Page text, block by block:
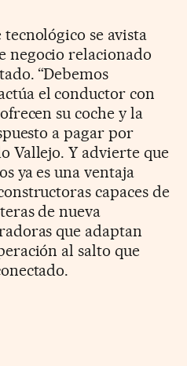
se avista
negocio relacionado
“Debemos
el conductor con
su coche y la
a pagar por
Vallejo. Y advierte que
ya es una ventaja
capaces de
de nueva
que adaptan
al salto que